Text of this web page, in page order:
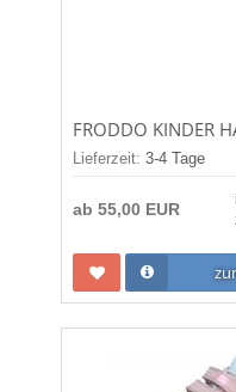
Lieferzeit: 3-4 Tage
ab 55,00 EUR